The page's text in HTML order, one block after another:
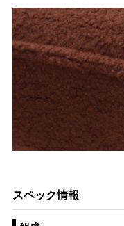
スペック情報